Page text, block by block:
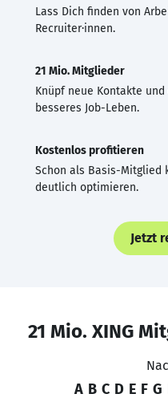
Lass Dich finden von
Recruiter·innen.
21 Mio. Mitglieder
Knüpf neue Kontakte
besseres Job-Leben.
Kostenlos profitieren
Schon als Basis-Mitglied
deutlich optimieren.
Jetzt
21 Mio. XING
A B C D E F G